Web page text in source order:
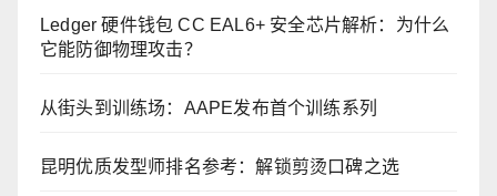
Ledger 硬件钱包 CC EAL6+ 安全芯片解析：为什么
它能防御物理攻击？
从街头到训练场：AAPE发布首个训练系列
昆明优质发型师排名参考：解锁剪烫口碑之选